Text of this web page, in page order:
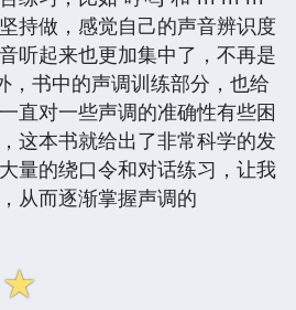
持做，感觉自己的声音辨识度
听起来也更加集中了，不再是
，书中的声调训练部分，也给
直对一些声调的准确性有些困
这本书就给出了非常科学的发
量的绕口令和对话练习，让我
从而逐渐掌握声调的
☆